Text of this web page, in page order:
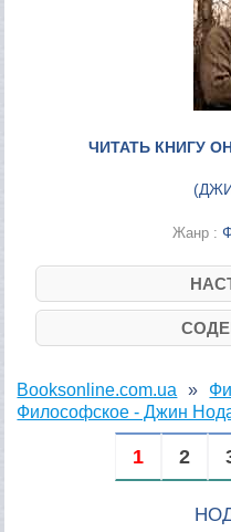
ЧИТАТЬ КНИГУ
(
Жанр :
Booksonline.com.ua
Философское - Джин
1 2